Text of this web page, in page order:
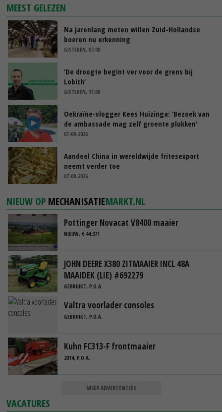
MEEST GELEZEN
Na jarenlang meten willen Zuid-Hollandse
boeren nu erkenning
GISTEREN, 07:00
‘De droogte begint ver voor de grens bij
Lobith’
GISTEREN, 11:00
Oekraïne-vlogger Kees Huizinga: ‘Bezoek van
de ambassade mag zelf groente plukken’
07-08-2026
Aandeel China in wereldwijde fritesexport
neemt verder toe
07-08-2026
NIEUW OP MECHANISATIEMARKT.NL
Pottinger Novacat V8400 maaier
NIEUW, € 44.371
JOHN DEERE X380 ZITMAAIER INCL 48A
MAAIDEK (LIE) #692279
GEBRUIKT, P.O.A.
Valtra voorlader consoles
GEBRUIKT, P.O.A.
Kuhn FC313-F frontmaaier
2014, P.O.A.
MEER ADVERTENTIES
VACATURES